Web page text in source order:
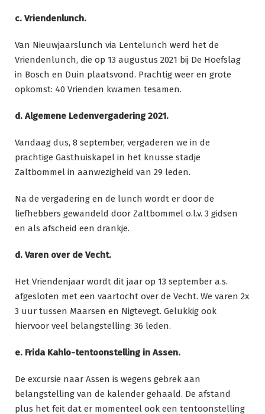
c. Vriendenlunch.
Van Nieuwjaarslunch via Lentelunch werd het de
Vriendenlunch, die op 13 augustus 2021 bij De Hoefslag
in Bosch en Duin plaatsvond. Prachtig weer en grote
opkomst: 40 Vrienden kwamen tesamen.
d. Algemene Ledenvergadering 2021.
Vandaag dus, 8 september, vergaderen we in de
prachtige Gasthuiskapel in het knusse stadje
Zaltbommel in aanwezigheid van 29 leden.
Na de vergadering en de lunch wordt er door de
liefhebbers gewandeld door Zaltbommel o.l.v. 3 gidsen
en als afscheid een drankje.
d. Varen over de Vecht.
Het Vriendenjaar wordt dit jaar op 13 september a.s.
afgesloten met een vaartocht over de Vecht. We varen 2x
3 uur tussen Maarsen en Nigtevegt. Gelukkig ook
hiervoor veel belangstelling: 36 leden.
e. Frida Kahlo-tentoonstelling in Assen.
De excursie naar Assen is wegens gebrek aan
belangstelling van de kalender gehaald. De afstand
plus het feit dat er momenteel ook een tentoonstelling